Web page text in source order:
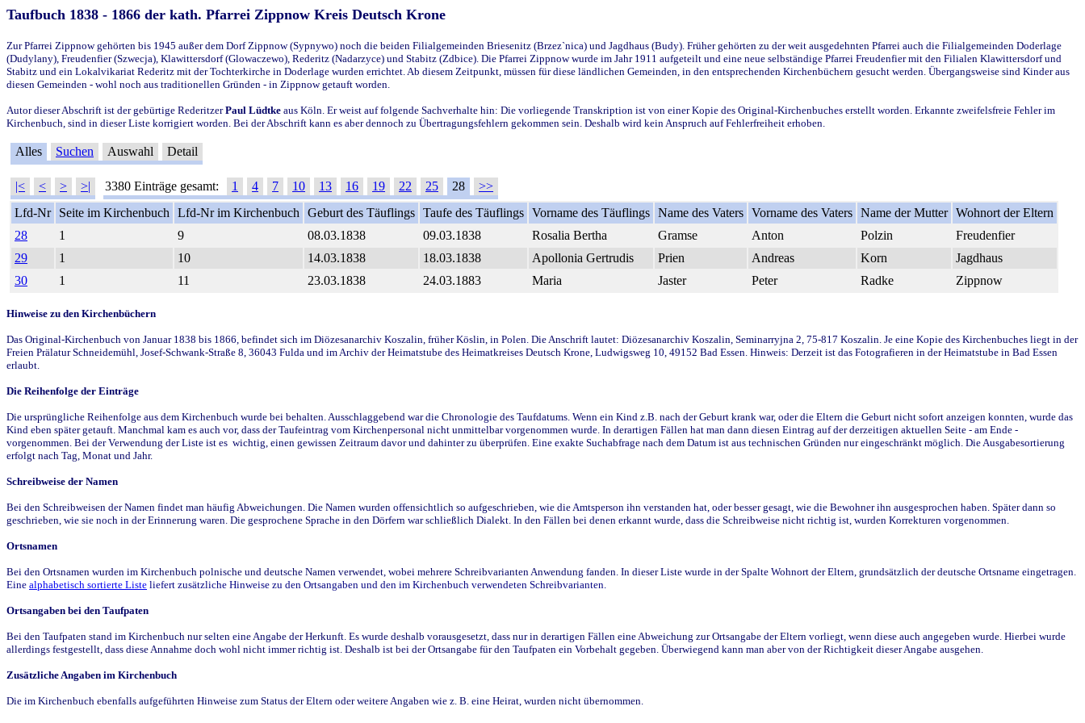
Taufbuch 1838 - 1866 der kath. Pfarrei Zippnow Kreis Deutsch Krone
Zur Pfarrei Zippnow gehörten bis 1945 außer dem Dorf Zippnow (Sypnywo) noch die beiden Filialgemeinden Briesenitz (Brzez`nica) und Jagdhaus (Budy). Früher gehörten zu der weit ausgedehnten Pfarrei auch die Filialgemeinden Doderlage
(Dudylany), Freudenfier (Szwecja), Klawittersdorf (Glowaczewo), Rederitz (Nadarzyce) und Stabitz (Zdbice). Die Pfarrei Zippnow wurde im Jahr 1911 aufgeteilt und eine neue selbständige Pfarrei Freudenfier mit den Filialen Klawittersdorf und
Stabitz und ein Lokalvikariat Rederitz mit der Tochterkirche in Doderlage wurden errichtet. Ab diesem Zeitpunkt, müssen für diese ländlichen Gemeinden, in den entsprechenden Kirchenbüchern gesucht werden. Übergangsweise sind Kinder aus
diesen Gemeinden - wohl noch aus traditionellen Gründen - in Zippnow getauft worden.
Autor dieser Abschrift ist der gebürtige RederitzerPaul Lüdtke aus Köln. Er weist auf folgende Sachverhalte hin: Die vorliegende Transkription ist von einer Kopie des Original-Kirchenbuches erstellt worden. Erkannte zweifelsfreie Fehler im
Kirchenbuch, sind in dieser Liste korrigiert worden. Bei der Abschrift kann es aber dennoch zu Übertragungsfehlern gekommen sein. Deshalb wird kein Anspruch auf Fehlerfreiheit erhoben.
Alles Suchen Auswahl Detail
|< < > >| 3380 Einträge gesamt: 1 4 7 10 13 16 19 22 25 28
>>
Lfd-Nr
Seite im Kirchenbuch Lfd-Nr im Kirchenbuch Geburt des Täuflings Taufe des Täuflings Vorname des Täuflings Name des Vaters Vorname des Vaters Name der Mutter Wohnort der Eltern
28
1 9 08.03.1838 09.03.1838 Rosalia Bertha Gramse Anton Polzin
Freudenfier
29
1 10 14.03.1838 18.03.1838 Apollonia Gertrudis Prien Andreas Korn
Jagdhaus
30
1 11 23.03.1838 24.03.1883 Maria Jaster Peter Radke Zippnow
Hinweise zu den Kirchenbüchern
Das Original-Kirchenbuch von Januar 1838 bis 1866, befindet sich im Diözesanarchiv Koszalin, früher Köslin, in Polen. Die Anschrift lautet: Diözesanarchiv Koszalin, Seminarryjna 2, 75-817 Koszalin. Je eine Kopie des Kirchenbuches liegt in der
Freien Prälatur Schneidemühl, Josef-Schwank-Straße 8, 36043 Fulda und im Archiv der Heimatstube des Heimatkreises Deutsch Krone, Ludwigsweg 10, 49152 Bad Essen. Hinweis: Derzeit ist das Fotografieren in der Heimatstube in Bad Essen
erlaubt.
Die Reihenfolge der Einträge
Die ursprüngliche Reihenfolge aus dem Kirchenbuch wurde bei behalten. Ausschlaggebend war die Chronologie des Taufdatums. Wenn ein Kind z.B. nach der Geburt krank war, oder die Eltern die Geburt nicht sofort anzeigen konnten, wurde das
Kind eben später getauft. Manchmal kam es auch vor, dass der Taufeintrag vom Kirchenpersonal nicht unmittelbar vorgenommen wurde. In derartigen Fällen hat man dann diesen Eintrag auf der derzeitigen aktuellen Seite - am Ende -
vorgenommen. Bei der Verwendung der Liste ist es wichtig, einen gewissen Zeitraum davor und dahinter zu überprüfen. Eine exakte Suchabfrage nach dem Datum ist aus technischen Gründen nur eingeschränkt möglich. Die Ausgabesortierung
erfolgt nach Tag, Monat und Jahr.
Schreibweise der Namen
Bei den Schreibweisen der Namen findet man häufig Abweichungen. Die Namen wurden offensichtlich so aufgeschrieben, wie die Amtsperson ihn verstanden hat, oder besser gesagt, wie die Bewohner ihn ausgesprochen haben. Später dann so
geschrieben, wie sie noch in der Erinnerung waren. Die gesprochene Sprache in den Dörfern war schließlich Dialekt. In den Fällen bei denen erkannt wurde, dass die Schreibweise nicht richtig ist, wurden Korrekturen vorgenommen.
Ortsnamen
Bei den Ortsnamen wurden im Kirchenbuch polnische und deutsche Namen verwendet, wobei mehrere Schreibvarianten Anwendung fanden. In dieser Liste wurde in der Spalte Wohnort der Eltern, grundsätzlich der deutsche Ortsname eingetragen.
Eine alphabetisch sortierte Liste liefert zusätzliche Hinweise zu den Ortsangaben und den im Kirchenbuch verwendeten Schreibvarianten.
Ortsangaben bei den Taufpaten
Bei den Taufpaten stand im Kirchenbuch nur selten eine Angabe der Herkunft. Es wurde deshalb vorausgesetzt, dass nur in derartigen Fällen eine Abweichung zur Ortsangabe der Eltern vorliegt, wenn diese auch angegeben wurde. Hierbei wurde
allerdings festgestellt, dass diese Annahme doch wohl nicht immer richtig ist. Deshalb ist bei der Ortsangabe für den Taufpaten ein Vorbehalt gegeben. Überwiegend kann man aber von der Richtigkeit dieser Angabe ausgehen.
Zusätzliche Angaben im Kirchenbuch
Die im Kirchenbuch ebenfalls aufgeführten Hinweise zum Status der Eltern oder weitere Angaben wie z. B. eine Heirat, wurden nicht übernommen.